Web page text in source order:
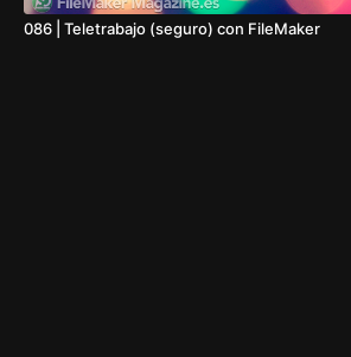
086 | Teletrabajo (seguro) con FileMaker